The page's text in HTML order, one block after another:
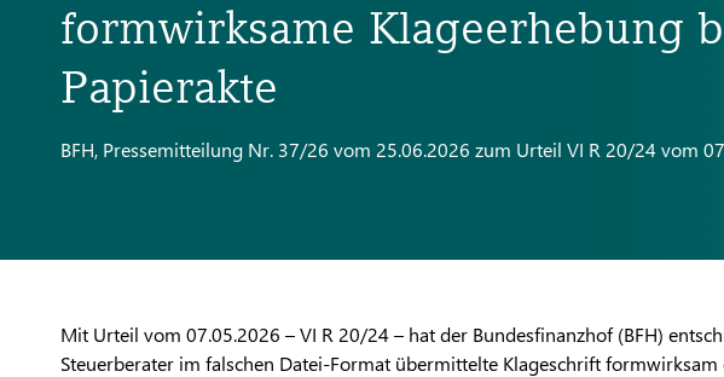
formwirksame Klageerhebung
Papierakte
BFH, Pressemitteilung Nr. 37/26 vom 25.06.2026 zum Urteil VI R 20/24 vom
Mit Urteil vom 07.05.2026 – VI R 20/24 – hat der Bundesfinanzhof (BFH)
Steuerberater im falschen Datei-Format übermittelte Klageschrift